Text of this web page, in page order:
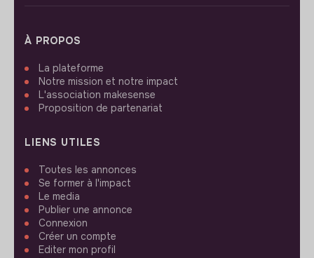
À PROPOS
La plateforme
Notre mission et notre impact
L'association makesense
Proposition de partenariat
LIENS UTILES
Toutes les annonces
Se former à l'impact
Le media
Publier une annonce
Connexion
Créer un compte
Editer mon profil